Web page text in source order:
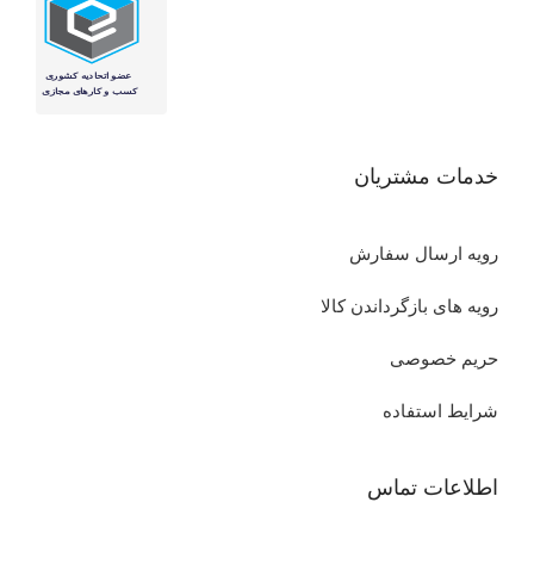
اطلاعات تماس
خدمات مشتریان
رویه ارسال سفارش
رویه های بازگرداندن کالا
حریم خصوصی
شرایط استفاده